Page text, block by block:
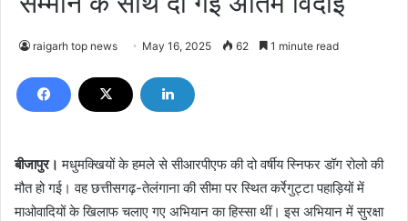
raigarh top news May 16, 2025 62 1 minute read
बीजापुर। मधुमक्खियों के हमले से सीआरपीएफ की दो वर्षीय स्निफर डॉग रोलो की
मौत हो गई। वह छत्तीसगढ़-तेलंगाना की सीमा पर स्थित कर्रेगुट्टा पहाड़ियों में
माओवादियों के खिलाफ चलाए गए अभियान का हिस्सा थीं। इस अभियान में सुरक्षा